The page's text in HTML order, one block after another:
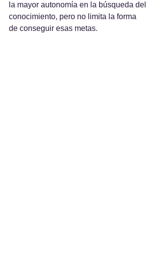
la mayor autonomía en la búsqueda del
conocimiento, pero no limita la forma
de conseguir esas metas.